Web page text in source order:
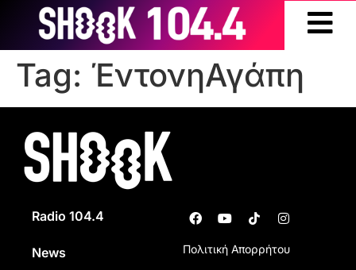
Tag: ΈντονηΑγάπη
Radio 104.4
News Πολιτική Απορρήτου